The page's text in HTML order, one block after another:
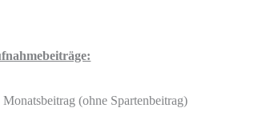
Monatsbeitrag (ohne Spartenbeitrag)